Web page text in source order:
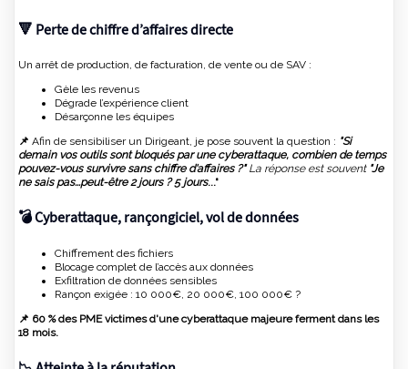
🔻 Perte de chiffre d’affaires directe
Un arrêt de production, de facturation, de vente ou de SAV :
Gèle les revenus
Dégrade l’expérience client
Désarçonne les équipes
📌 Afin de sensibiliser un Dirigeant, je pose souvent la question : "Si
demain vos outils sont bloqués par une cyberattaque, combien de temps
pouvez-vous survivre sans chiffre d'affaires ?"La réponse est souvent "Je
ne sais pas...peut-être 2 jours ? 5 jours..."
💣 Cyberattaque, rançongiciel, vol de données
Chiffrement des fichiers
Blocage complet de l’accès aux données
Exfiltration de données sensibles
Rançon exigée : 10 000€, 20 000€, 100 000€ ?
📌 60 % des PME victimes d'une cyberattaque majeure ferment dans les
18 mois.